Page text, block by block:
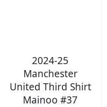
2024-25
Manchester
United Third Shirt
Mainoo #37